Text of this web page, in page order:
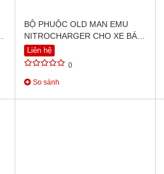
BỘ PHUỘC OLD MAN EMU
NITROCHARGER CHO XE BÁN
TẢI NISSAN PATROL Y62 (2010
ON)
Liên hệ
0
So sánh